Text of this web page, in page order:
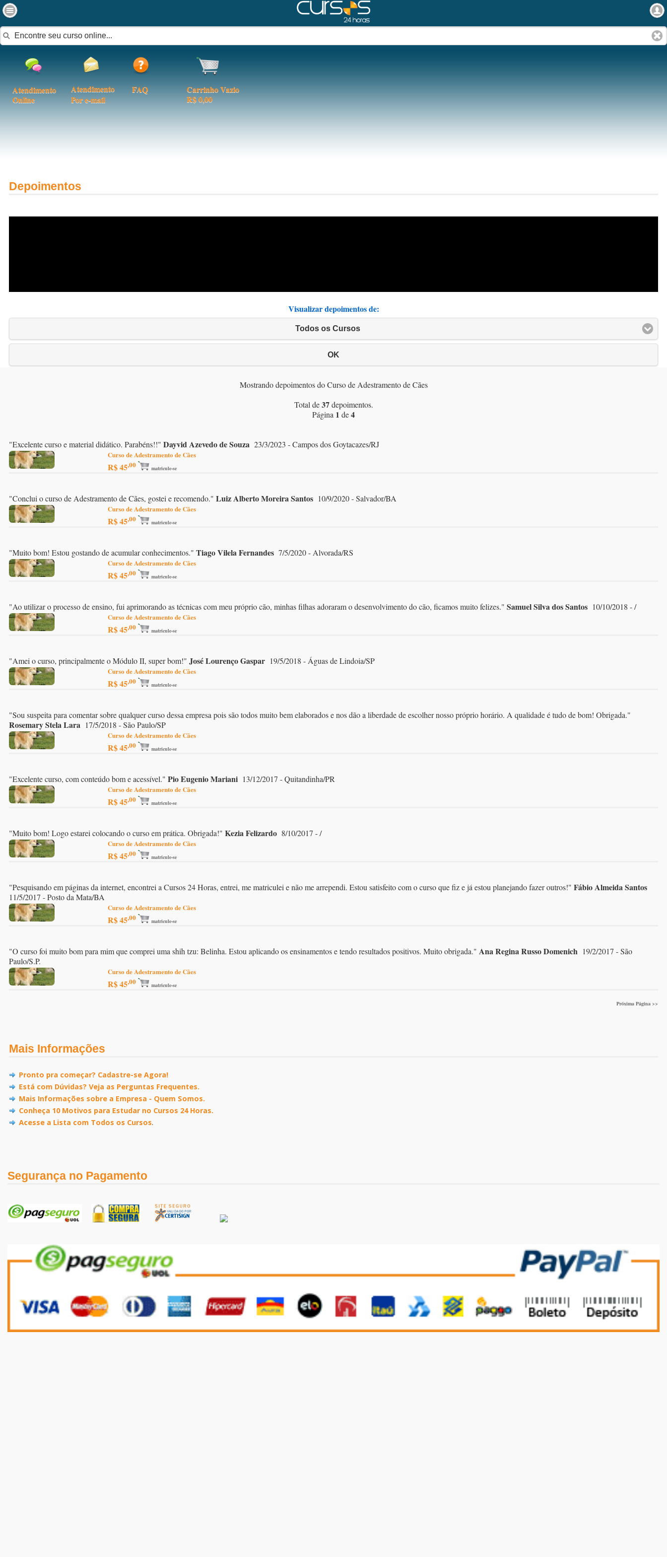
Atendimento
Online
Atendimento
Por e-mail
FAQ
Carrinho Vazio
R$ 0,00
Depoimentos
Visualizar depoimentos de:
Todos os Cursos
OK
Mostrando depoimentos do Curso de Adestramento de Cães
Total de37depoimentos.
Página 1 de4
"Excelente curso e material didático. Parabéns!!" Dayvid Azevedo de Souza 23/3/2023 - Campos dos Goytacazes/RJ
Curso de Adestramento de Cães
R$ 45,00 matricule-se
"Conclui o curso de Adestramento de Cães, gostei e recomendo." Luiz Alberto Moreira Santos 10/9/2020 - Salvador/BA
Curso de Adestramento de Cães
R$ 45,00 matricule-se
"Muito bom! Estou gostando de acumular conhecimentos." Tiago Vilela Fernandes 7/5/2020 - Alvorada/RS
Curso de Adestramento de Cães
R$ 45,00 matricule-se
"Ao utilizar o processo de ensino, fui aprimorando as técnicas com meu próprio cão, minhas filhas adoraram o desenvolvimento do cão, ficamos muito felizes." Samuel Silva dos Santos 10/10/2018 - /
Curso de Adestramento de Cães
R$ 45,00 matricule-se
"Amei o curso, principalmente o Módulo II, super bom!" José Lourenço Gaspar 19/5/2018 - Águas de Lindoia/SP
Curso de Adestramento de Cães
R$ 45,00 matricule-se
"Sou suspeita para comentar sobre qualquer curso dessa empresa pois são todos muito bem elaborados e nos dão a liberdade de escolher nosso próprio horário. A qualidade é tudo de bom! Obrigada."
Rosemary Stela Lara 17/5/2018 - São Paulo/SP
Curso de Adestramento de Cães
R$ 45,00 matricule-se
"Excelente curso, com conteúdo bom e acessível." Pio Eugenio Mariani 13/12/2017 - Quitandinha/PR
Curso de Adestramento de Cães
R$ 45,00 matricule-se
"Muito bom! Logo estarei colocando o curso em prática. Obrigada!" Kezia Felizardo 8/10/2017 - /
Curso de Adestramento de Cães
R$ 45,00 matricule-se
"Pesquisando em páginas da internet, encontrei a Cursos 24 Horas, entrei, me matriculei e não me arrependi. Estou satisfeito com o curso que fiz e já estou planejando fazer outros!" Fábio Almeida Santos
11/5/2017 - Posto da Mata/BA
Curso de Adestramento de Cães
R$ 45,00 matricule-se
"O curso foi muito bom para mim que comprei uma shih tzu: Belinha. Estou aplicando os ensinamentos e tendo resultados positivos. Muito obrigada." Ana Regina Russo Domenich 19/2/2017 - São
Paulo/S.P.
Curso de Adestramento de Cães
R$ 45,00 matricule-se
Próxima Página >>
Mais Informações
Pronto pra começar? Cadastre-se Agora!
Está com Dúvidas? Veja as Perguntas Frequentes.
Mais Informações sobre a Empresa - Quem Somos.
Conheça 10 Motivos para Estudar no Cursos 24 Horas.
Acesse a Lista com Todos os Cursos.
Segurança no Pagamento